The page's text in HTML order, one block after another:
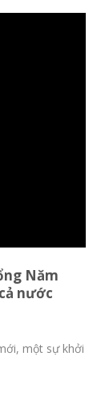
Năm
nước
một sự khởi